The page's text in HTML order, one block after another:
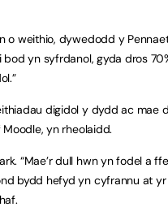
weithio, dywedodd y
yn syfrdanol, gyda dros
digidol y dydd ac mae
yn rheolaidd.
“Mae’r dull hwn yn fodel a
bydd hefyd yn cyfrannu at yr